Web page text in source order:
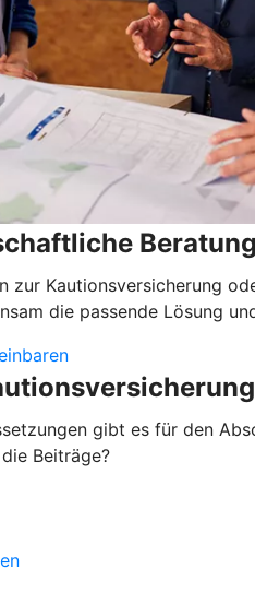
zur Kautionsversicherung
die passende Lösung
gibt es für den
Beiträge?